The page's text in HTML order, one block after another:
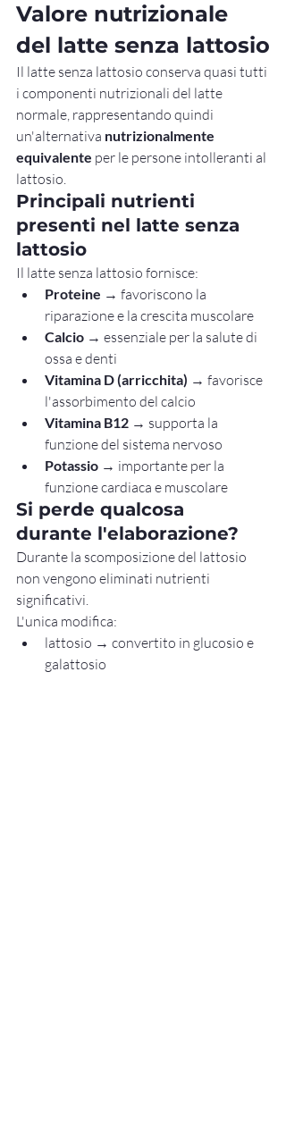
Valore nutrizionale
del latte senza lattosio
Il latte senza lattosio conserva quasi tutti
i componenti nutrizionali del latte
normale, rappresentando quindi
un'alternativa nutrizionalmente
equivalente per le persone intolleranti al
lattosio.
Principali nutrienti
presenti nel latte senza
lattosio
Il latte senza lattosio fornisce:
Proteine → favoriscono la
riparazione e la crescita muscolare
Calcio → essenziale per la salute di
ossa e denti
Vitamina D (arricchita) → favorisce
l'assorbimento del calcio
Vitamina B12 → supporta la
funzione del sistema nervoso
Potassio → importante per la
funzione cardiaca e muscolare
Si perde qualcosa
durante l'elaborazione?
Durante la scomposizione del lattosio
non vengono eliminati nutrienti
significativi.
L'unica modifica:
lattosio → convertito in glucosio e
galattosio